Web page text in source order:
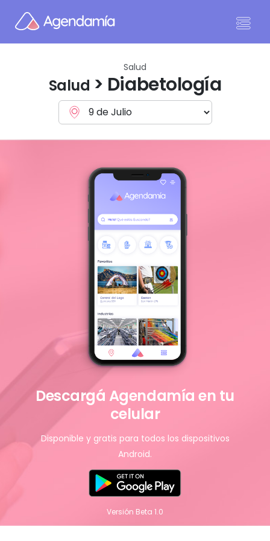
Salud
Salud > Diabetología
Descargá Agendamía en tu
celular
Disponible y gratis para todos los dispositivos
Android.
Versión Beta 1.0